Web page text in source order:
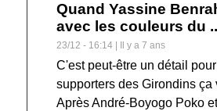
Quand Yassine
avec les couleurs du
23/12 - 16:14 | Il y a 7 ans
C'est peut-être un détail
supporters des Girondins ça
Après André-Boyogo Poko